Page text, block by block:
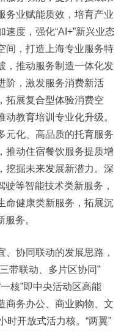
务业赋能质效，培育产业
度，强化“AI+”新兴业态
间，打造上海专业服务特
，推动服务制造一体化发
阶，激发服务消费新活
拓展复合型体验消费空
教育培训专业化升级。
元化、高品质的托育服务
推动住宿餐饮服务提质增
挖掘未来发展新潜力。深
等智能技术类新服务，
命健康类新服务，拓展沉
务。
协同联动的发展思路，
带联动、多片区协同”
核”即中央活动区高能
商务办公、商业购物、文
时开放式活力核。“两翼”